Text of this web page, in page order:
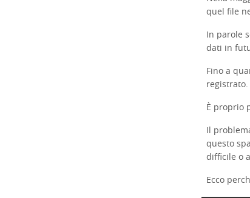
quel file
In parole
dati in
Fino a
registrato.
È proprio
Il
questo
difficile o
Ecco